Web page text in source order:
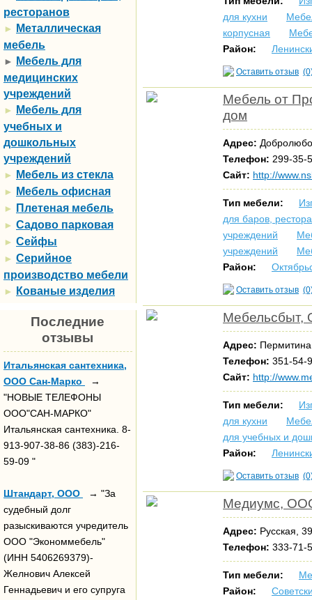
ресторанов
►
Металлическая
мебель
►
Мебель для
медицинских
учреждений
►
Мебель для
учебных и
дошкольных
учреждений
►
Мебель из стекла
► Мебель офисная
► Плетеная мебель
► Садово парковая
► Сейфы
► Серийное
производство мебели
►
Кованые изделия
Последние
отзывы
Итальянская сантехника,
ООО Сан-Марко
→
"НОВЫЕ ТЕЛЕФОНЫ
ООО"САН-МАРКО"
Итальянская сантехника. 8-
913-907-38-86 (383)-216-
59-09 "
Штандарт, ООО
→ "За
судебный долг
разыскиваются учредитель
ООО "Экономмебель"
(ИНН 5406269379)-
Желнович Алексей
Геннадьевич и его супруга
для кухни
корпусная
Район:
Оставить отзыв
Мебель от
дом
Адрес:
Телефон: 299-35-
Сайт: http://
Тип мебели:
для баров,
учреждений
учреждений
Район:
Оставить отзыв
Мебельсбыт,
Адрес:
Телефон: 351-54-
Сайт: http://
Тип мебели:
для кухни
для учебных и
Район:
Оставить отзыв
Медиумс,
Адрес: Русская,
Телефон: 333-71-
Тип мебели:
Район: